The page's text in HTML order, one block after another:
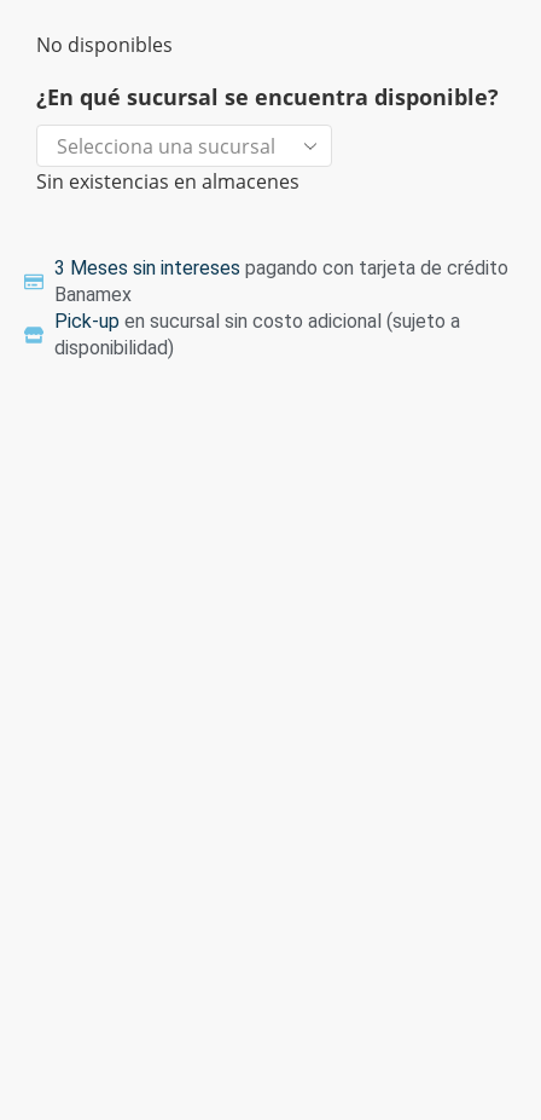
No disponibles
¿En qué sucursal se encuentra disponible?
Sin existencias en almacenes
3 Meses sin intereses pagando con tarjeta de crédito
Banamex
Pick-up en sucursal sin costo adicional (sujeto a
disponibilidad)